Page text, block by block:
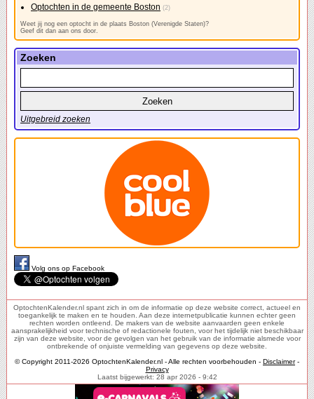
Optochten in de gemeente Boston (2)
Weet jij nog een optocht in de plaats Boston (Verenigde Staten)?
Geef dit dan aan ons door.
Zoeken
Uitgebreid zoeken
Volg ons op Facebook
OptochtenKalender.nl spant zich in om de informatie op deze website correct, actueel en
toegankelijk te maken en te houden. Aan deze internetpublicatie kunnen echter geen
rechten worden ontleend. De makers van de website aanvaarden geen enkele
aansprakelijkheid voor technische of redactionele fouten, voor het tijdelijk niet beschikbaar
zijn van deze website, voor de gevolgen van het gebruik van de informatie alsmede voor
ontbrekende of onjuiste vermelding van gegevens op deze website.
© Copyright 2011-2026 OptochtenKalender.nl - Alle rechten voorbehouden - Disclaimer-
Privacy
Laatst bijgewerkt: 28 apr 2026 - 9:42